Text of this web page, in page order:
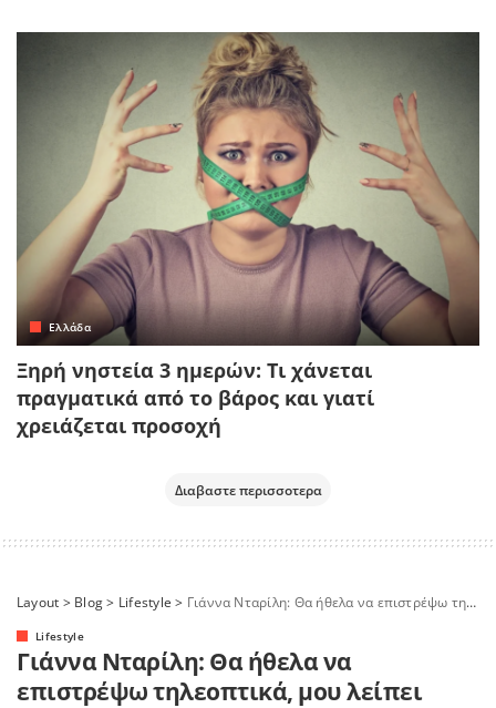
Ελλάδα
Ξηρή νηστεία 3 ημερών: Τι χάνεται
πραγματικά από το βάρος και γιατί
χρειάζεται προσοχή
Διαβαστε περισσοτερα
Layout > Blog> Lifestyle > Γιάννα Νταρίλη: Θα ήθελα να επιστρέψω τηλεοπτικά, μου λείπει
Lifestyle
Γιάννα Νταρίλη: Θα ήθελα να
επιστρέψω τηλεοπτικά, μου λείπει